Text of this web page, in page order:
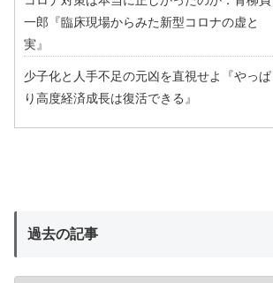
一郎『臨床現場からみた新型コロナの虚と
実』
少子化と人手不足の元凶を直視せよ『やっぱ
り高度経済成長は復活できる』
過去の記事